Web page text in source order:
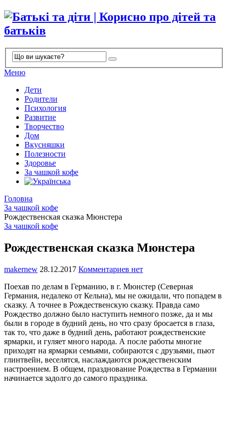
Меню
Дети
Родители
Психология
Развитие
Творчество
Дом
Вкусняшки
Полезности
Здоровье
За чашкой кофе
Головна
За чашкой кофе
Рождественская сказка Мюнстера
За чашкой кофе
Рождественская сказка Мюнстера
makernew 28.12.2017 Комментариев нет
Поехав по делам в Германию, в г. Мюнстер (Северная
Германия, недалеко от Кельна), мы не ожидали, что попадем в
сказку. А точнее в Рождественскую сказку. Правда само
Рождество должно было наступить немного позже, да и мы
были в городе в будний день, но что сразу бросается в глаза,
так то, что даже в будний день, работают рождественские
ярмарки, и гуляет много народа. А после работы многие
приходят на ярмарки семьями, собираются с друзьями, пьют
глинтвейн, веселятся, наслаждаются рождественским
настроением. В общем, празднование Рождества в Германии
начинается задолго до самого праздника.